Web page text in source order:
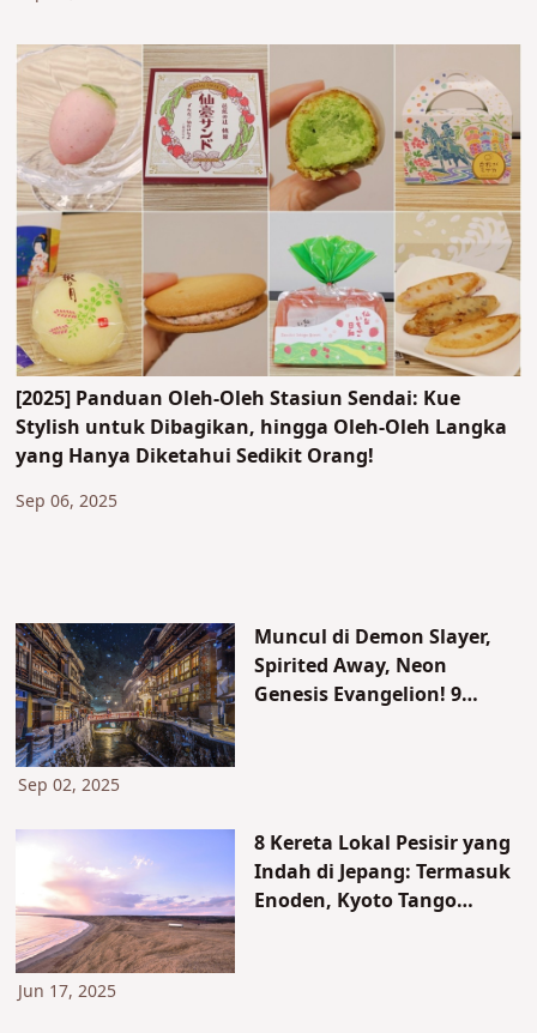
[2025] Panduan Oleh-Oleh Stasiun Sendai: Kue
Stylish untuk Dibagikan, hingga Oleh-Oleh Langka
yang Hanya Diketahui Sedikit Orang!
Sep 06, 2025
Muncul di Demon Slayer,
Spirited Away, Neon
Genesis Evangelion! 9
Sep 02, 2025
8 Kereta Lokal Pesisir yang
Indah di Jepang: Termasuk
Enoden, Kyoto Tango
Jun 17, 2025